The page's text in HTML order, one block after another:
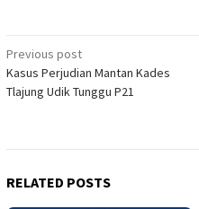
Post
navigation
Previous post
Kasus Perjudian Mantan Kades
Tlajung Udik Tunggu P21
RELATED POSTS